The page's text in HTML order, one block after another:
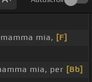
mia, [F]
mia, per [Bb]